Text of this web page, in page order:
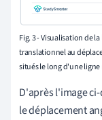
Fig. 3 - Visualisation de
translationnel au
situés le long d'une
D'après l'image
le déplacement